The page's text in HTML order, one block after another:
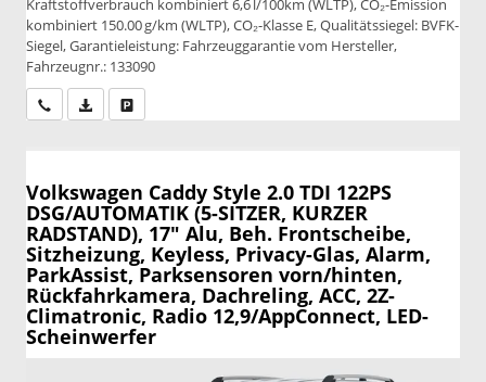
Kraftstoffverbrauch kombiniert 6,6 l/100km (WLTP), CO₂-Emission
kombiniert 150.00 g/km (WLTP), CO₂-Klasse E, Qualitätssiegel: BVFK-
Siegel, Garantieleistung: Fahrzeuggarantie vom Hersteller,
Fahrzeugnr.: 133090
Wir rufen Sie anPDF-Datei, Fahrzeugexposé drucken
Volkswagen Caddy Style 2.0 TDI 122PS
DSG/AUTOMATIK (5-SITZER, KURZER
RADSTAND), 17" Alu, Beh. Frontscheibe,
Sitzheizung, Keyless, Privacy-Glas, Alarm,
ParkAssist, Parksensoren vorn/hinten,
Rückfahrkamera, Dachreling, ACC, 2Z-
Climatronic, Radio 12,9/AppConnect, LED-
Scheinwerfer